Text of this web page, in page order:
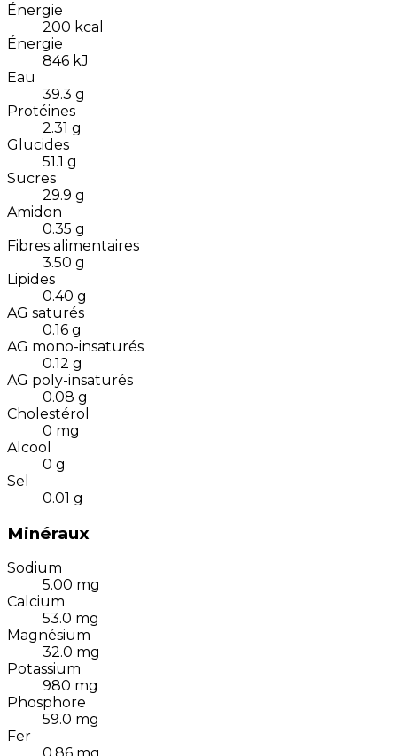
Énergie
200 kcal
Énergie
846 kJ
Eau
39.3 g
Protéines
2.31 g
Glucides
51.1 g
Sucres
29.9 g
Amidon
0.35 g
Fibres alimentaires
3.50 g
Lipides
0.40 g
AG saturés
0.16 g
AG mono-insaturés
0.12 g
AG poly-insaturés
0.08 g
Cholestérol
0 mg
Alcool
0 g
Sel
0.01 g
Minéraux
Sodium
5.00 mg
Calcium
53.0 mg
Magnésium
32.0 mg
Potassium
980 mg
Phosphore
59.0 mg
Fer